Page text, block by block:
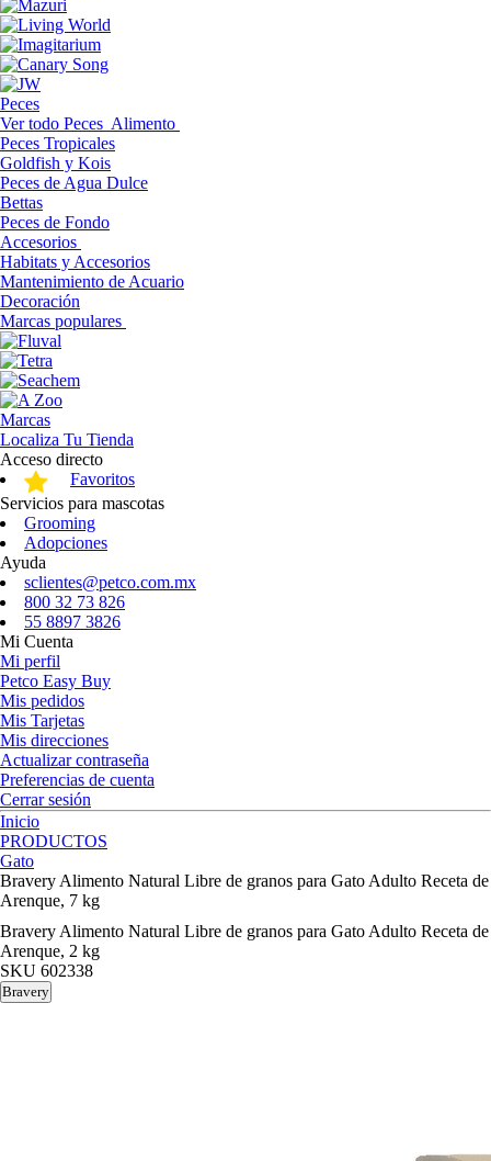
Peces
Ver todo Peces Alimento
Peces Tropicales
Goldfish y Kois
Peces de Agua Dulce
Bettas
Peces de Fondo
Accesorios
Habitats y Accesorios
Mantenimiento de Acuario
Decoración
Marcas populares
Marcas
Localiza Tu Tienda
Acceso directo
Favoritos
Servicios para mascotas
Grooming
Adopciones
Ayuda
sclientes@petco.com.mx
800 32 73 826
55 8897 3826
Mi Cuenta
Mi perfil
Petco Easy Buy
Mis pedidos
Mis Tarjetas
Mis direcciones
Actualizar contraseña
Preferencias de cuenta
Cerrar sesión
Inicio
PRODUCTOS
Gato
Bravery Alimento Natural Libre de granos para Gato Adulto Receta de
Arenque, 7 kg
Bravery Alimento Natural Libre de granos para Gato Adulto Receta de
Arenque, 2 kg
SKU 602338
Bravery